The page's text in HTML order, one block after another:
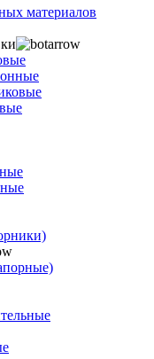
материалов